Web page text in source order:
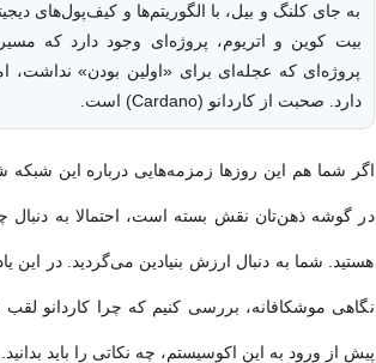
به جای کلنگ و بیل، با الگوریتم‌ها و کیف‌پول‌های
بیت‌ کوین و اتریوم، پروژه‌ای وجود دارد که
پروژه‌ای که عجله‌ای برای «اولین بودن» نداشت،
دارد. صحبت از کاردانو (Cardano) است.
اگر شما هم این روزها زمزمه‌هایی درباره این شبکه
در گوشه ذهن‌تان نقش بسته است، احتمالا به دنبال
هستید. شما به دنبال ارزش بنیادین می‌گردید. در
نگاهی موشکافانه، بررسی کنیم که چرا کاردانو
پیش از ورود به این اکوسیستم، چه نکاتی را باید بدانید.